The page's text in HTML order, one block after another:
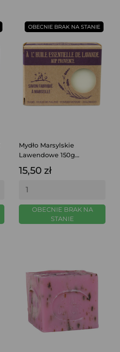
Mydło Marsylskie
Lawendowe 150g...
15,50 zł
OBECNIE BRAK NA
STANIE
OBECNIE BRAK NA STANIE